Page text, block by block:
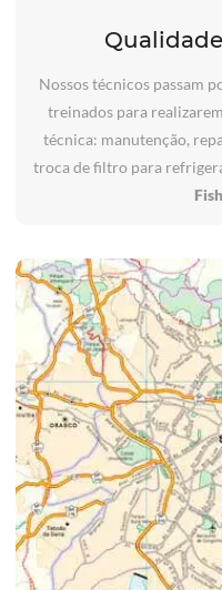
Nossos técnicos passam
treinados para
técnica: manutenção,
troca de filtro para